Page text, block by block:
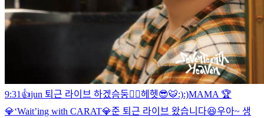
9:31👍jun 퇴근 라이브 하겠슴둥👍🏻헤헷😎🐯:):)MAMA 🏆
💎‘Wait’ing with CARAT💎준 퇴근 라이브 왔습니다😆우아~ 생